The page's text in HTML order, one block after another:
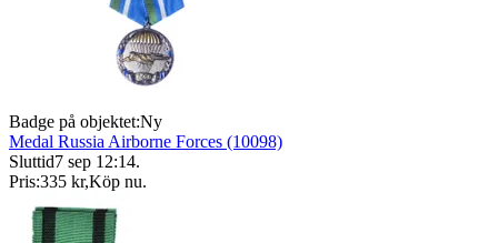
Badge på objektet:Ny
Medal Russia Airborne Forces (10098)
Sluttid7 sep 12:14.
Pris:335 kr,Köp nu.